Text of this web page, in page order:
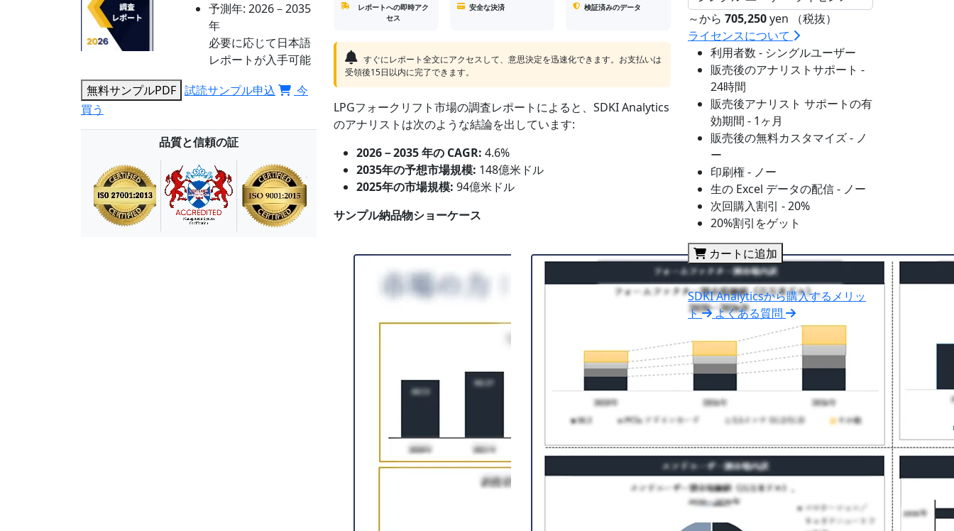
予測年: 2026－2035
年
必要に応じて日本語
レポートが入手可能
無料サンプルPDF 試読サンプル申込
今
買う
品質と信頼の証
レポートへの即時アク
セス
安全な決済 検証済みのデータ
すぐにレポート全文にアクセスして、意思決定を迅速化できます。お支払いは
受領後15日以内に完了できます。
LPGフォークリフト市場の調査レポートによると、SDKI Analytics
のアナリストは次のような結論を出しています:
2026－2035 年の CAGR: 4.6%
2035年の予想市場規模: 148億米ドル
2025年の市場規模: 94億米ドル
サンプル納品物ショーケース
～から 705,250yen （税抜）
ライセンスについて
利用者数 - シングルユーザー
販売後のアナリストサポート -
24時間
販売後アナリスト サポートの有
効期間 - 1ヶ月
販売後の無料カスタマイズ - ノ
ー
印刷権 - ノー
生の Excel データの配信 - ノー
次回購入割引 - 20%
20%割引をゲット
カートに追加
SDKI Analyticsから購入するメリッ
ト
よくある質問